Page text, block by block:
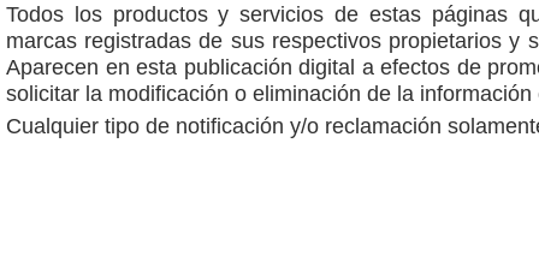
Todos los productos y servicios de estas páginas
marcas registradas de sus respectivos propietarios y
Aparecen en esta publicación digital a efectos de
solicitar la modificación o eliminación de la
Cualquier tipo de notificación y/o reclamación